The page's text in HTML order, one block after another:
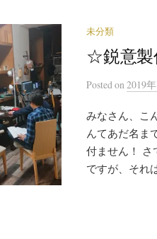
未分類
☆鋭意
Posted on 2019
みなさん、こ
んてあだ名ま
付ません！ さ
ですが、それ